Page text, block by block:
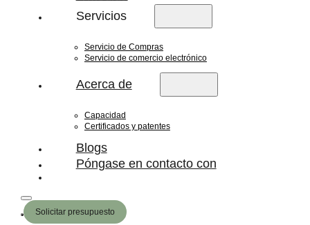
Servicios
Servicio de Compras
Servicio de comercio electrónico
Acerca de
Capacidad
Certificados y patentes
Blogs
Póngase en contacto con
Solicitar presupuesto